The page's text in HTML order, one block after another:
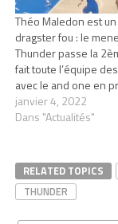
Théo Maledon est un
dragster fou : le
Thunder passe la
fait toute l’équipe
avec le and one en
janvier 4, 2022
Dans "Actualités"
RELATED TOPICS
THUNDER